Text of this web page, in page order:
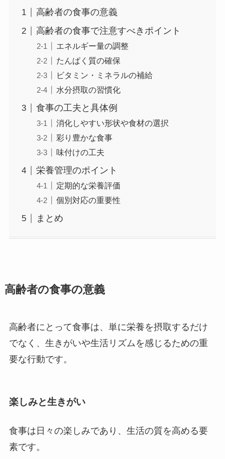
高齢者の食事の意義
高齢者の食事で注意すべきポイント
エネルギー量の調整
たんぱく質の確保
ビタミン・ミネラルの補給
水分摂取の習慣化
食事の工夫と具体例
消化しやすい形状や食材の選択
彩り豊かな食事
味付けの工夫
栄養管理のポイント
定期的な栄養評価
個別対応の重要性
まとめ
高齢者の食事の意義
高齢者にとって食事は、単に栄養を摂取するだけ
でなく、生きがいや生活リズムを感じるための重
要な行動です。
楽しみと生きがい
食事は日々の楽しみであり、生活の質を高める要
素です。